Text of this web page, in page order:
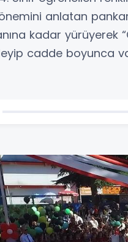
anlatan
kadar yürüyerek
cadde boyunca